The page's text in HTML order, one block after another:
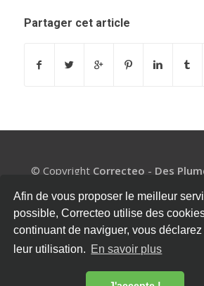
Afin de vous proposer le meilleur
possible, Correcteo utilise des
continuant de naviguer, vous
leur utilisation. En savoir plus
Partager cet article
© Copyright Correcteo - Des
BE1002.977.327 - Un coach de
étudiant
Mentions légales|Politique de
Conditions générales|